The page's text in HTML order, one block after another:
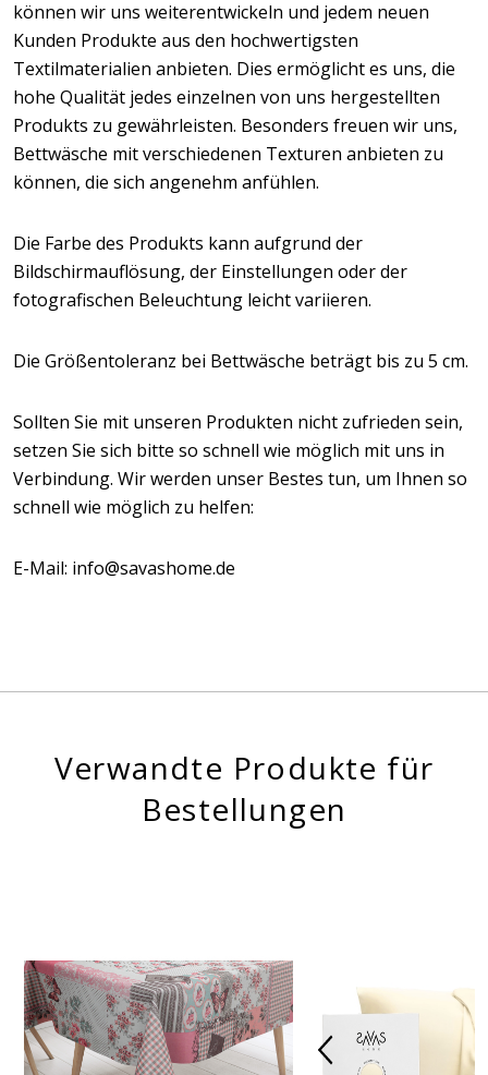
können wir uns weiterentwickeln und jedem neuen
Kunden Produkte aus den hochwertigsten
Textilmaterialien anbieten. Dies ermöglicht es uns, die
hohe Qualität jedes einzelnen von uns hergestellten
Produkts zu gewährleisten. Besonders freuen wir uns,
Bettwäsche mit verschiedenen Texturen anbieten zu
können, die sich angenehm anfühlen.
Die Farbe des Produkts kann aufgrund der
Bildschirmauflösung, der Einstellungen oder der
fotografischen Beleuchtung leicht variieren.
Die Größentoleranz bei Bettwäsche beträgt bis zu 5 cm.
Sollten Sie mit unseren Produkten nicht zufrieden sein,
setzen Sie sich bitte so schnell wie möglich mit uns in
Verbindung. Wir werden unser Bestes tun, um Ihnen so
schnell wie möglich zu helfen:
E-Mail: info@savashome.de
Verwandte Produkte für
Bestellungen